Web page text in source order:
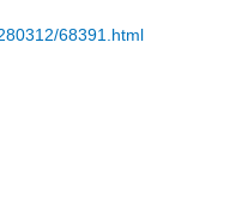
68391.html